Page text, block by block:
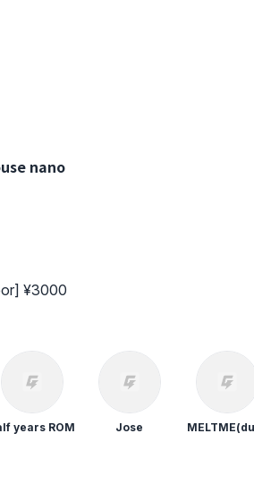
nano
¥3000
years ROM Jose